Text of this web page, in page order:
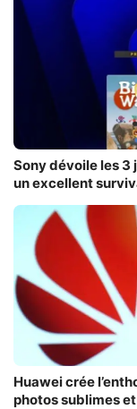
Sony dévoile les 3
un excellent
Huawei crée
photos sublimes